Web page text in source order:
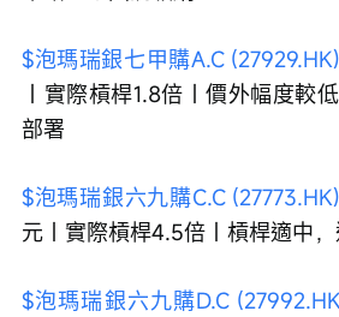
$泡瑪瑞銀七甲購A.C
｜實際槓桿1.8倍｜價外幅度較
部署
$泡瑪瑞銀六九購C.C
元｜實際槓桿4.5倍｜槓桿適中
$泡瑪瑞銀六九購D.C